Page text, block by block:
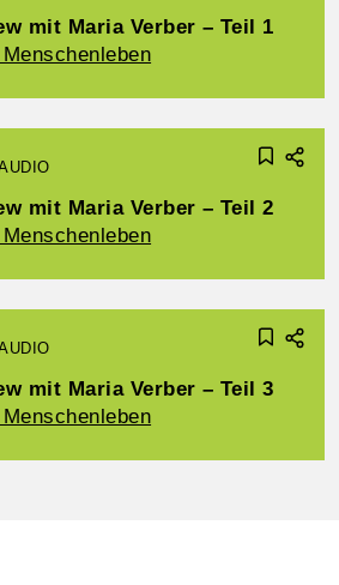
mit Maria Verber – Teil 1
mit Maria Verber – Teil 2
mit Maria Verber – Teil 3